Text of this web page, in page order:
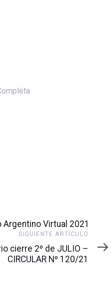
Virtual 2021
SIGUIENTE ARTÍCULO
cierre 2º de JULIO –
CIRCULAR Nº 120/21